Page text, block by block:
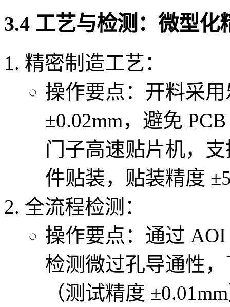
3.4 工艺与检测：微型化
精密制造工艺：
操作要点：开料采
±0.02mm，避免
门子高速贴片机，
件贴装，贴装精度
全流程检测：
操作要点：通过
检测微过孔导通性
（测试精度